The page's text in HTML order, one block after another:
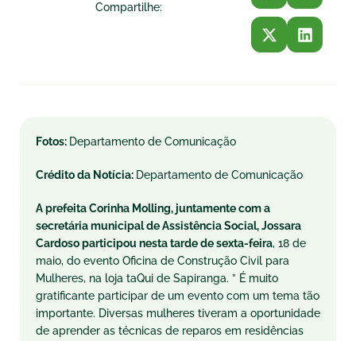
Compartilhe:
Fotos: Departamento de Comunicação
Crédito da Notícia: Departamento de Comunicação
A prefeita Corinha Molling, juntamente com a
secretária municipal de Assistência Social, Jossara
Cardoso participou nesta tarde de sexta-feira, 18 de
maio, do evento Oficina de Construção Civil para
Mulheres, na loja taQui de Sapiranga. ” É muito
gratificante participar de um evento com um tema tão
importante. Diversas mulheres tiveram a oportunidade
de aprender as técnicas de reparos em residências